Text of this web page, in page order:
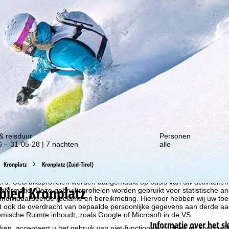
Gebruiksprofielen worden aangemaakt op basis van uw
Deze gebruiksprofielen worden gebruikt voor statistische
reclame en bereikmeting. Hiervoor hebben wij uw
ook de overdracht van bepaalde persoonlijke gegevens aan derde
Ruimte inhoudt, zoals Google of Microsoft in de VS.
van onze kortingsacties!
reisduur
– 31-05-28 | 7 nachten
Personen
alle
Kronplatz Kronplatz (Zuid-Tirol)
Kronplatz
Informatie over het